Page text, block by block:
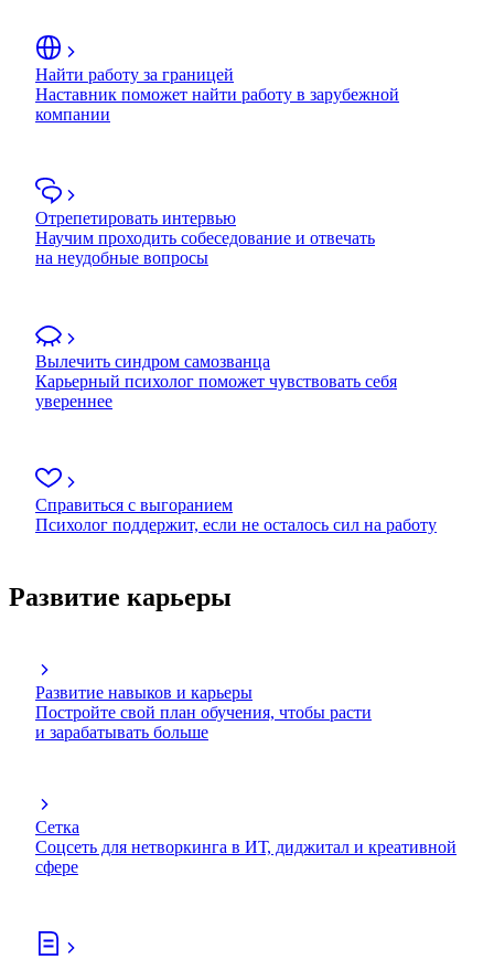
Найти работу за границей
Наставник поможет найти работу в зарубежной
компании
Отрепетировать интервью
Научим проходить собеседование и отвечать
на неудобные вопросы
Вылечить синдром самозванца
Карьерный психолог поможет чувствовать себя
увереннее
Справиться с выгоранием
Психолог поддержит, если не осталось сил на работу
Развитие карьеры
Развитие навыков и карьеры
Постройте свой план обучения, чтобы расти
и зарабатывать больше
Сетка
Соцсеть для нетворкинга в ИТ, диджитал и креативной
сфере